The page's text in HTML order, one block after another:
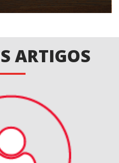
ARTIGOS